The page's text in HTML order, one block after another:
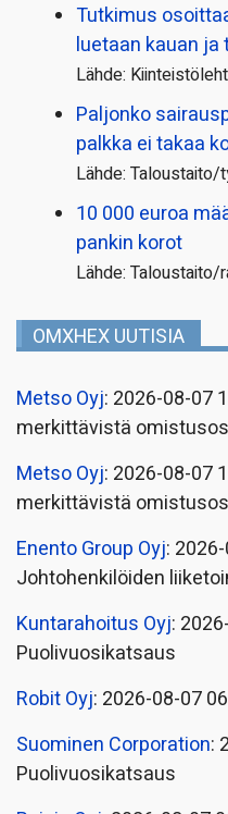
Tutkimus
luetaan kauan ja
Lähde:
Paljonko
palkka ei takaa
Lähde: Taloustaito/
10 000 euroa
pankin korot
Lähde: Taloustaito/
OMXHEX UUTISIA
Metso Oyj: 2026-08-07
merkittävistä
Metso Oyj: 2026-08-07
merkittävistä
Enento Group Oyj:
Johtohenkilöiden
Kuntarahoitus Oyj:
Puolivuosikatsaus
Robit Oyj: 2026-08-07
Suominen Corporation:
Puolivuosikatsaus